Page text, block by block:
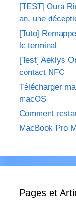
[TEST] Oura
an, une
[Tuto]
le terminal
[Test] Aeklys
contact NFC
Télécharger
macOS
Comment
MacBook Pro
Pages et